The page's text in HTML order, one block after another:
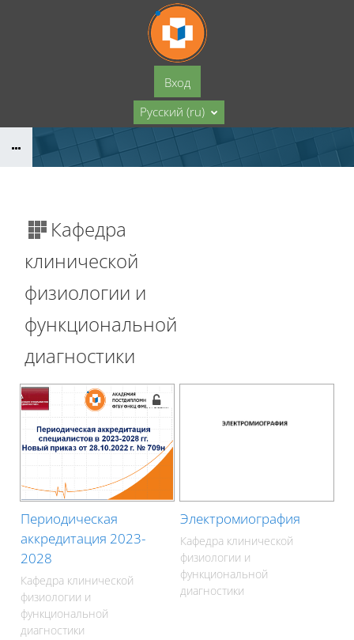
Перейти к основному содержанию
Вход
Русский ‎(ru)‎
Кафедра
клинической
физиологии и
функциональной
диагностики
Периодическая
аккредитация 2023-
2028
Кафедра клинической
физиологии и
функциональной
диагностики
Электромиография
Кафедра клинической
физиологии и
функциональной
диагностики